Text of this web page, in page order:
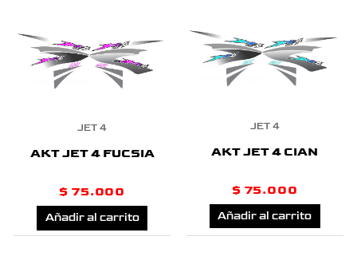
JET 4
AKT JET 4 FUCSIA
$ 75.000
Añadir al carrito
JET 4
AKT JET 4 CIAN
$ 75.000
Añadir al carrito